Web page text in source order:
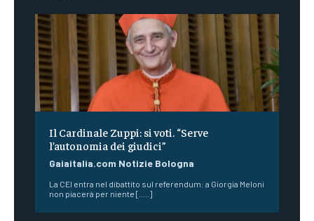
Il Cardinale Zuppi: si voti. “Serve
l’autonomia dei giudici”
Gaiaitalia.com Notizie Bologna
La CEI entra nel dibattito sul referendum: a Giorgia Meloni
non piacerà per niente [.....]